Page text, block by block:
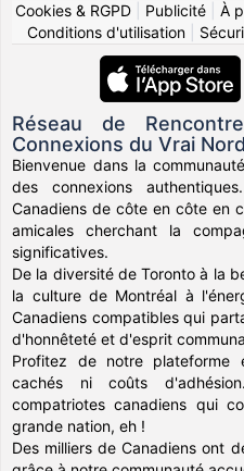
Cookies & RGPD
Publicité À
Conditions d'utilisation|
Réseau de
Connexions du Vrai Nord
Bienvenue dans la
des connexions
Canadiens de côte en côte en
amicales cherchant la
significatives.
De la diversité de Toronto à la
la culture de Montréal à
Canadiens compatibles qui
d'honnêteté et d'esprit
Profitez de notre plateforme
cachés ni coûts
compatriotes canadiens qui
grande nation, eh !
Des milliers de Canadiens ont